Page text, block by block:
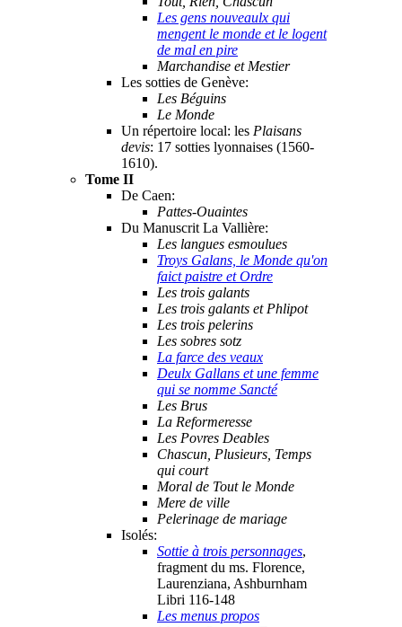
Les gens nouveaulx qui
mengent le monde et le logent
de mal en pire
Marchandise et Mestier
Les sotties de Genève:
Les Béguins
Le Monde
Un répertoire local: les Plaisans
devis: 17 sotties lyonnaises (1560-
1610).
Tome II
De Caen:
Pattes-Ouaintes
Du Manuscrit La Vallière:
Les langues esmoulues
Troys Galans, le Monde qu'on
faict paistre et Ordre
Les trois galants
Les trois galants et Phlipot
Les trois pelerins
Les sobres sotz
La farce des veaux
Deulx Gallans et une femme
qui se nomme Sancté
Les Brus
La Reformeresse
Les Povres Deables
Chascun, Plusieurs, Temps
qui court
Moral de Tout le Monde
Mere de ville
Pelerinage de mariage
Isolés:
Sottie à trois personnages,
fragment du ms. Florence,
Laurenziana, Ashburnham
Libri 116-148
Les menus propos